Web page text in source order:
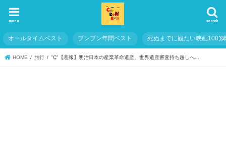
search
menu
オールタイムベスト ブンブン年間ベスト 死ぬまでに観たい映画1001
HOME 旅行 "Ç"【悲報】明治日本の産業革命遺産、世界遺産審査持ち越しへ...